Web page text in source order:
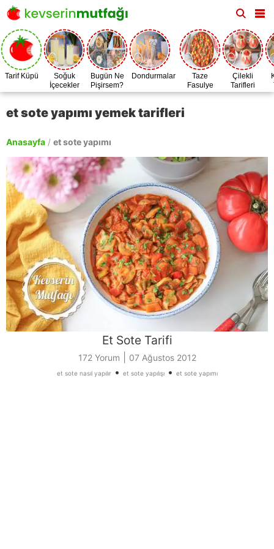
Tarif Küpü
Soğuk
İçecekler
Bugün Ne
Pişirsem?
Dondurmalar
Taze
Fasulye
Zamanı
Çilekli
Tarifleri
et sote yapımı yemek tarifleri
Anasayfa / et sote yapımı
Et Sote Tarifi
172 Yorum 07 Ağustos 2012
et sote nasıl yapılır• et sote yapılışı• et sote yapımı